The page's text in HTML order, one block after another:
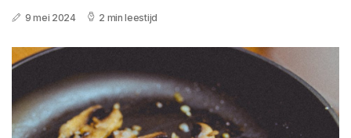
9 mei 2024 2 min leestijd